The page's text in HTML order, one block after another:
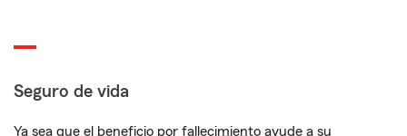
Seguro de vida
Ya sea que el beneficio por fallecimiento ayude a su